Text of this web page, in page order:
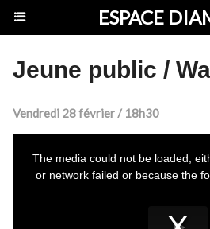
ESPACE
Jeune public /
Vendredi 28 février / 18h30